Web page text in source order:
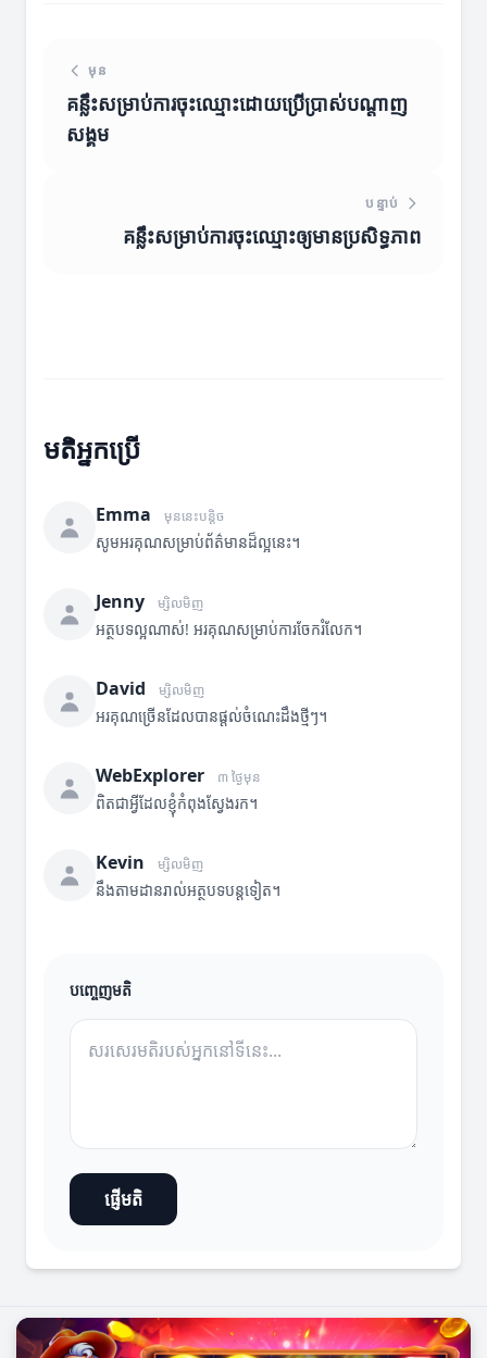
មុន
គន្លឹះសម្រាប់ការចុះឈ្មោះដោយប្រើប្រាស់បណ្តាញ
សង្គម
បន្ទាប់
គន្លឹះសម្រាប់ការចុះឈ្មោះឲ្យមានប្រសិទ្ធភាព
មតិអ្នកប្រើ
Emma មុននេះបន្តិច
សូមអរគុណសម្រាប់ព័ត៌មានដ៏ល្អនេះ។
Jenny ម្សិលមិញ
អត្ថបទល្អណាស់! អរគុណសម្រាប់ការចែករំលែក។
David ម្សិលមិញ
អរគុណច្រើនដែលបានផ្តល់ចំណេះដឹងថ្មីៗ។
WebExplorer ៣ ថ្ងៃមុន
ពិតជាអ្វីដែលខ្ញុំកំពុងស្វែងរក។
Kevin ម្សិលមិញ
នឹងតាមដានរាល់អត្ថបទបន្តទៀត។
បញ្ចេញមតិ
ផ្ញើមតិ